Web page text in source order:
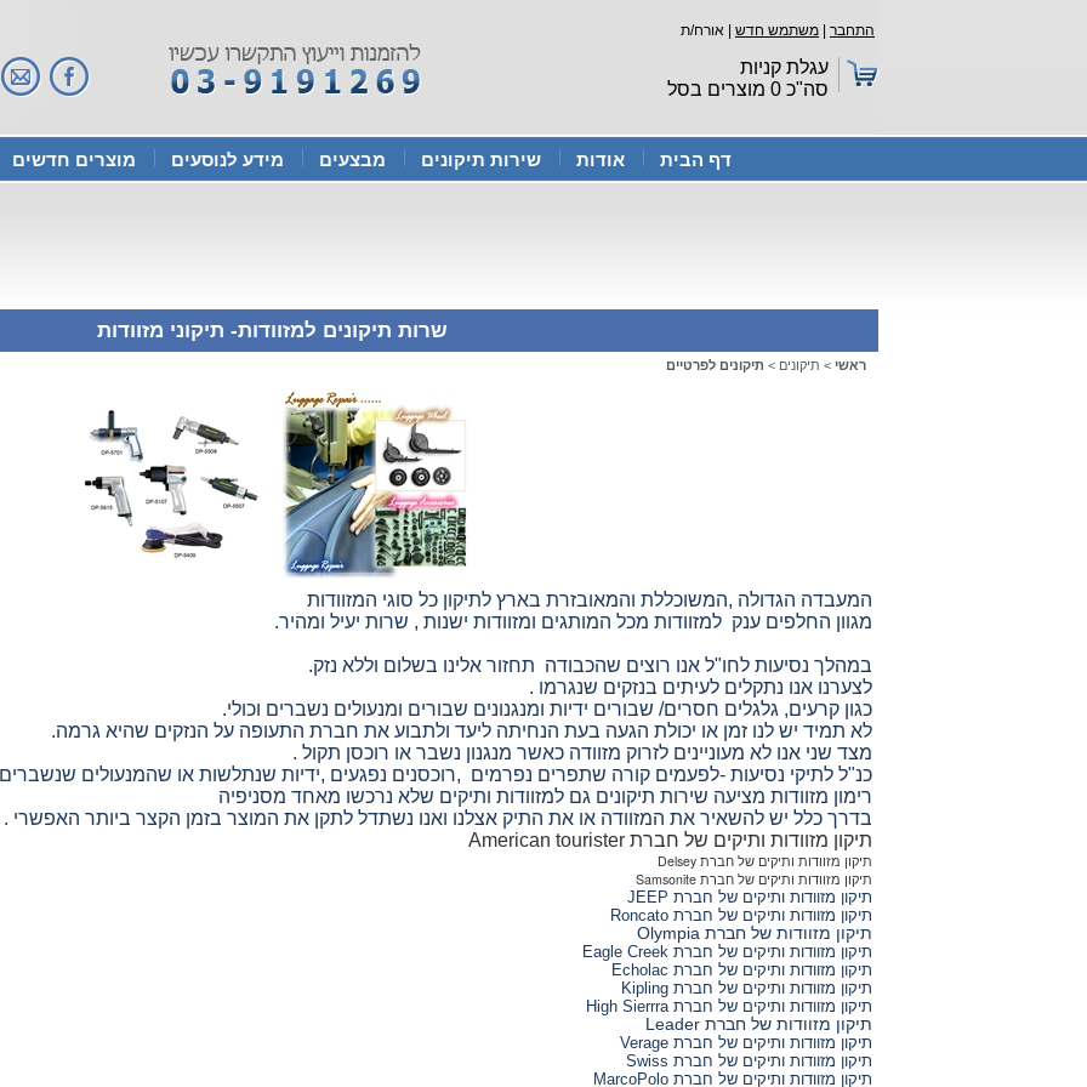
התחבר משתמש חדש | אורח/ת
עגלת קניות
סה"כ 0 מוצרים בסל
דף הבית אודות שירות תיקונים מבצעים מידע לנוסעים מוצרים חדשים
שרות תיקונים למזוודות- תיקוני מזוודות
ראשי > תיקונים > תיקונים לפרטיים
המעבדה הגדולה ,המשוכללת והמאובזרת בארץ לתיקון כל סוגי המזוודות
מגוון החלפים ענק למזוודות מכל המותגים ומזוודות ישנות , שרות יעיל ומהיר.
במהלך נסיעות לחו"ל אנו רוצים שהכבודה תחזור אלינו בשלום וללא נזק.
לצערנו אנו נתקלים לעיתים בנזקים שנגרמו .
כגון קרעים, גלגלים חסרים/ שבורים ידיות ומנגנונים שבורים ומנעולים נשברים וכולי.
לא תמיד יש לנו זמן או יכולת הגעה בעת הנחיתה ליעד ולתבוע את חברת התעופה על הנזקים שהיא גרמה.
מצד שני אנו לא מעוניינים לזרוק מזוודה כאשר מנגנון נשבר או רוכסן תקול .
כנ"ל לתיקי נסיעות -לפעמים קורה שתפרים נפרמים ,רוכסנים נפגעים ,ידיות שנתלשות או שהמנעולים שנשברים
רימון מזוודות מציעה שירות תיקונים גם למזוודות ותיקים שלא נרכשו מאחד מסניפיה
בדרך כלל יש להשאיר את המזוודה או את התיק אצלנו ואנו נשתדל לתקן את המוצר בזמן הקצר ביותר האפשרי .
תיקון מזוודות ותיקים של חברת American tourister
תיקון מזוודות ותיקים של חברת Delsey
תיקון מזוודות ותיקים של חברת Samsonite
תיקון מזוודות ותיקים של חברת JEEP
תיקון מזוודות ותיקים של חברת Roncato
תיקון מזוודות של חברת Olympia
תיקון מזוודות ותיקים של חברת Eagle Creek
תיקון מזוודות ותיקים של חברת Echolac
תיקון מזוודות ותיקים של חברת Kipling
תיקון מזוודות ותיקים של חברת High Sierrra
תיקון מזוודות של חברת Leader
תיקון מזוודות ותיקים של חברת Verage
תיקון מזוודות ותיקים של חברת Swiss
תיקון מזוודות ותיקים של חברת MarcoPolo